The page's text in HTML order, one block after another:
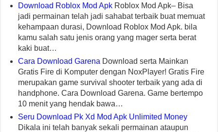
Download Roblox Mod Apk Roblox Mod Apk– Bisa
jadi permainan telah jadi sahabat terbaik buat memuat
kehampaan durasi, Download Roblox Mod Apk. bila
kamu salah satu jenis orang yang mager serta berat
kaki buat…
Cara Download Garena Download serta Mainkan
Gratis Fire di Komputer dengan NoxPlayer! Gratis Fire
merupakan game survival shooter terbaik yang ada di
handphone. Cara Download Garena. Game bertempo
10 menit yang hendak bawa…
Seru Download Pk Xd Mod Apk Unlimited Money
Dikala ini telah banyak sekali permainan ataupun